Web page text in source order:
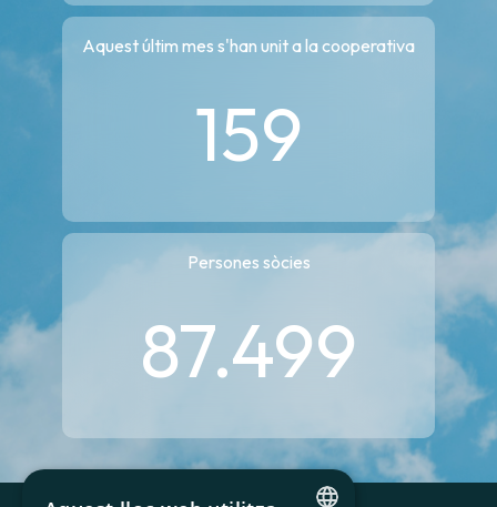
Persones sòcies
87.499
Aquest últim mes s'han unit a la cooperativa
159